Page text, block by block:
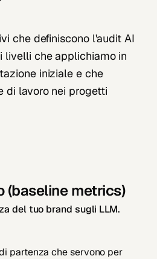
che definiscono l'audit AI
livelli che applichiamo in
iniziale e che
di lavoro nei progetti
(baseline metrics)
del tuo brand sugli LLM.
partenza che servono per